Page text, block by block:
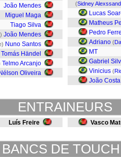
João Mendes
Miguel Maga
Tiago Silva
João Mendes
Nuno Santos
Tomás Händel
Telmo Arcanjo
Nélson Oliveira
(Sidney
Lucas
Matheus
Pedro
Adriano (
MT
Gabriel
Vinicius (
João Costa
ENTRAINEURS
Luís Freire Vasco
BANCS DE